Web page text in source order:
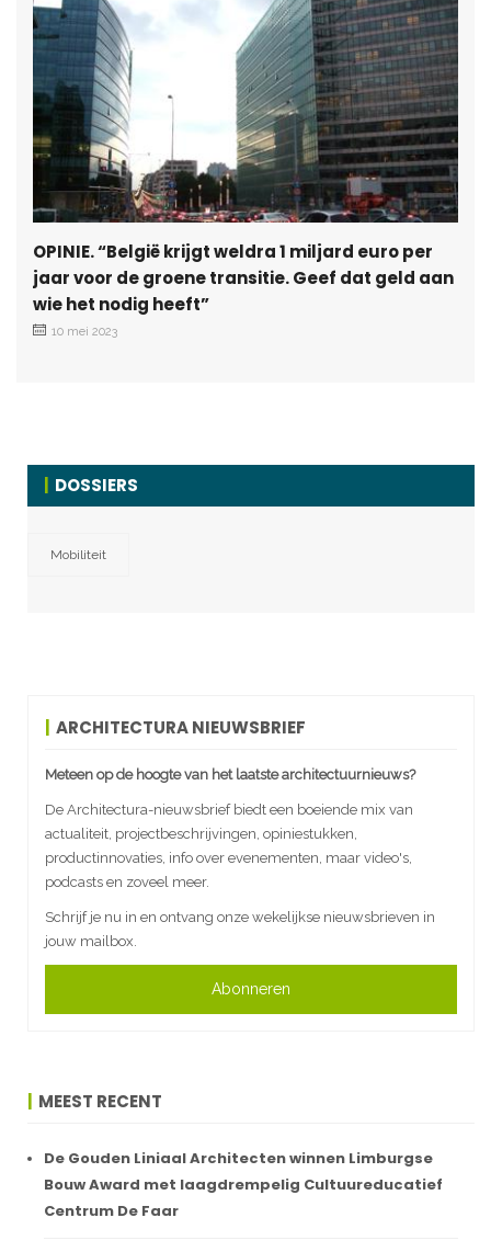
OPINIE. “België krijgt weldra 1 miljard euro per
jaar voor de groene transitie. Geef dat geld aan
wie het nodig heeft”
10 mei 2023
DOSSIERS
Mobiliteit
ARCHITECTURA NIEUWSBRIEF
Meteen op de hoogte van het laatste architectuurnieuws?
De Architectura-nieuwsbrief biedt een boeiende mix van
actualiteit, projectbeschrijvingen, opiniestukken,
productinnovaties, info over evenementen, maar video's,
podcasts en zoveel meer.
Schrijf je nu in en ontvang onze wekelijkse nieuwsbrieven in
jouw mailbox.
Abonneren
MEEST RECENT
De Gouden Liniaal Architecten winnen Limburgse
Bouw Award met laagdrempelig Cultuureducatief
Centrum De Faar